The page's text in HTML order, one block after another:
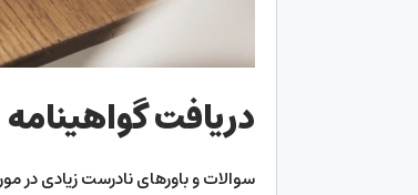
دریافت گواهینامه